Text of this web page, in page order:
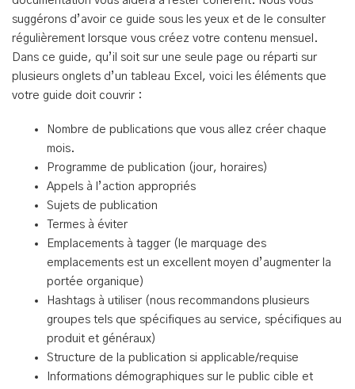
suggérons d’avoir ce guide sous les yeux et de le consulter
régulièrement lorsque vous créez votre contenu mensuel.
Dans ce guide, qu’il soit sur une seule page ou réparti sur
plusieurs onglets d’un tableau Excel, voici les éléments que
votre guide doit couvrir :
Nombre de publications que vous allez créer chaque
mois.
Programme de publication (jour, horaires)
Appels à l’action appropriés
Sujets de publication
Termes à éviter
Emplacements à tagger (le marquage des
emplacements est un excellent moyen d’augmenter la
portée organique)
Hashtags à utiliser (nous recommandons plusieurs
groupes tels que spécifiques au service, spécifiques au
produit et généraux)
Structure de la publication si applicable/requise
Informations démographiques sur le public cible et